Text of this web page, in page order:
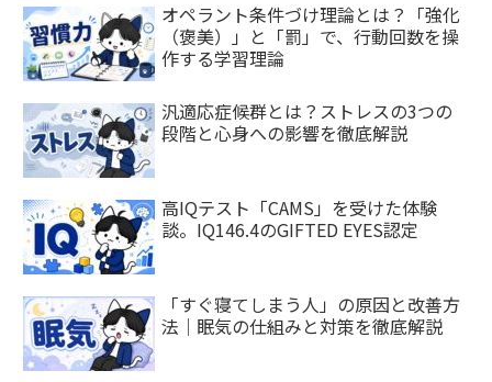
オペラント条件づけ理論とは？「強化
（褒美）」と「罰」で、行動回数を操
作する学習理論
汎適応症候群とは？ストレスの3つの
段階と心身への影響を徹底解説
高IQテスト「CAMS」を受けた体験
談。IQ146.4のGIFTED EYES認定
「すぐ寝てしまう人」の原因と改善方
法｜眠気の仕組みと対策を徹底解説